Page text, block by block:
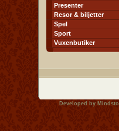
Presenter
Resor & biljetter
Spel
Sport
Vuxenbutiker
Developed by